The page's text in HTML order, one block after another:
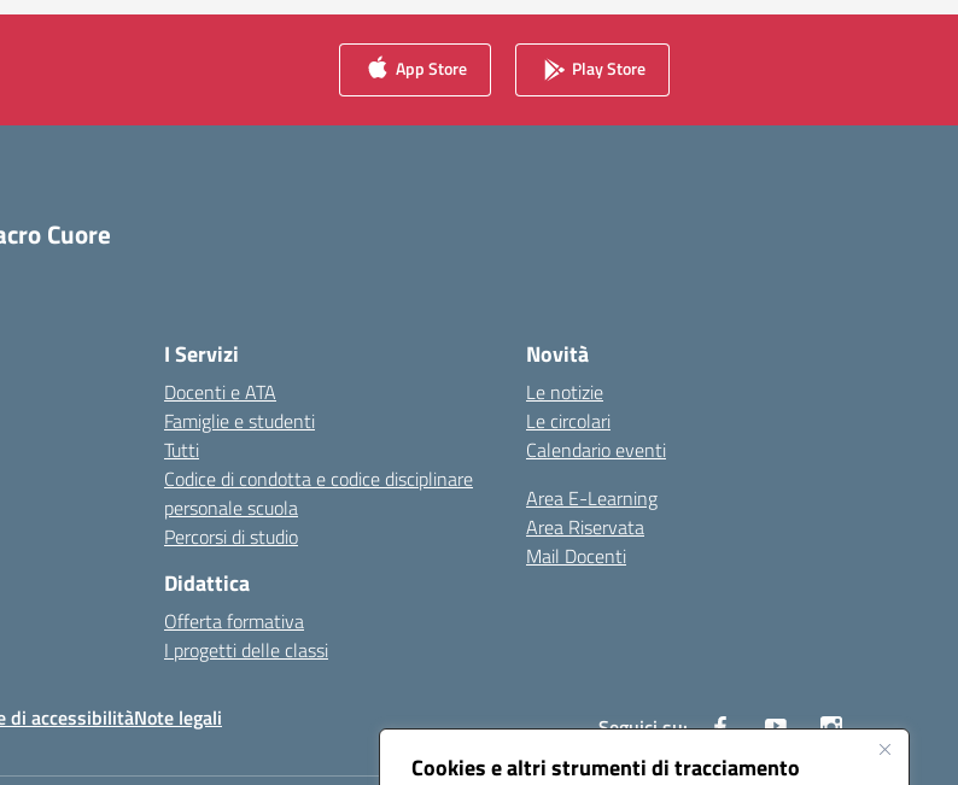
Cookies e altri strumenti di tracciamento
App Store Play Store
Cuore
I Servizi
Docenti e ATA
Famiglie e studenti
Tutti
Codice di condotta e codice disciplinare
personale scuola
Percorsi di studio
Didattica
Offerta formativa
I progetti delle classi
Novità
Le notizie
Le circolari
Calendario eventi
Area E-Learning
Area Riservata
Mail Docenti
di accessibilitàNote legali Seguici su: